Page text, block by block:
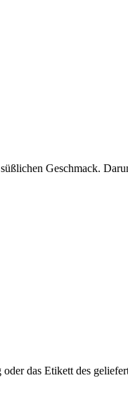
Geschmack.
das Etikett des